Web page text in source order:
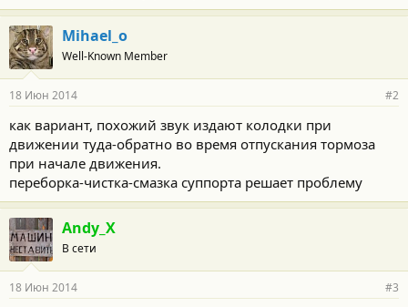
Mihael_o
Well-Known Member
18 Июн 2014 #2
как вариант, похожий звук издают колодки при
движении туда-обратно во время отпускания тормоза
при начале движения.
переборка-чистка-смазка суппорта решает проблему
Andy_X
В сети
18 Июн 2014 #3